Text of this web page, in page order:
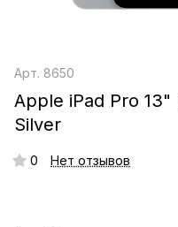
Арт. 8650
Apple iPad Pro 13"
Silver
0 Нет отзывов